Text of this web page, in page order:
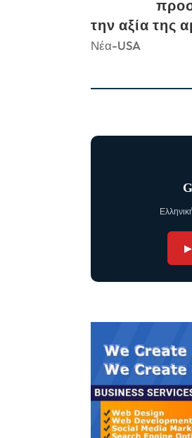
την αξία της
Νέα-USA
▶